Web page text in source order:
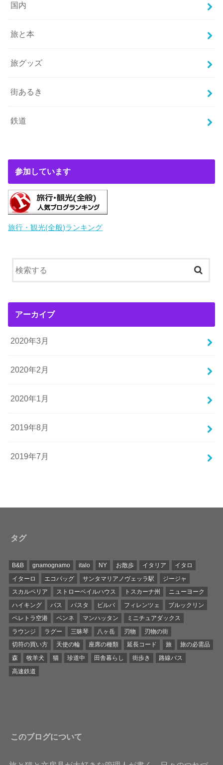
国内
旅と本
旅グッズ
街あるき
鉄道
参加しています
旅行・観光(全般)ランキング
アーカイブ
2020年3月
2020年2月
2020年1月
2019年8月
2019年7月
タグ
B&B gnamognamo italo NY お散歩 イタリア
イタロ
イターロ
エコバッグ サンタマリアノヴェッラ駅
ジージャ
スカルペリア
ストローベイルハウス トスカーナ州
ニューヨーク
ハイキング
バス パスタ ビルバ フィレンツェ
ブルックリン
ペレトラ空港
ペンネ マンハッタン
ミニチュアダックス
ラウンジ
ラグー 三昧琴 八ヶ岳 刃物
刃物の街
切符の買い方
天使の輪 座席の種類 延長コード 旅
旅の必需品
森
牧羊犬 猫 珍道中 田舎暮らし 街歩き
路線バス
高速鉄道
このブログについて